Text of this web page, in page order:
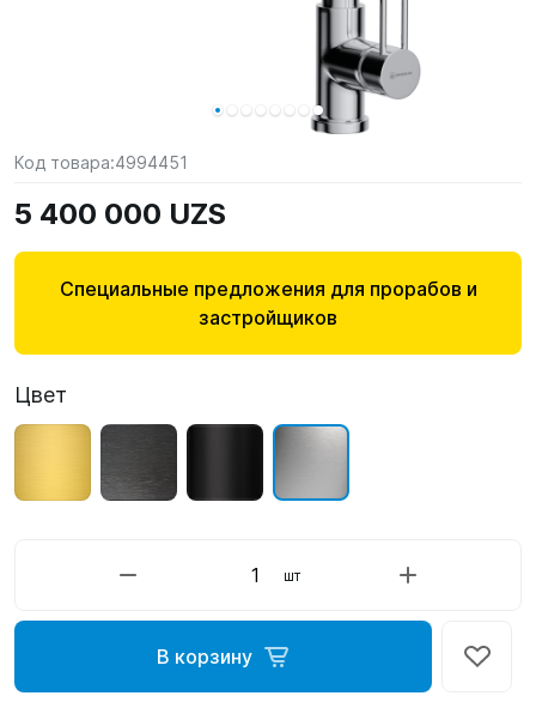
Код товара:4994451
5 400 000 UZS
Специальные предложения для прорабов и
застройщиков
Цвет
шт
В корзину